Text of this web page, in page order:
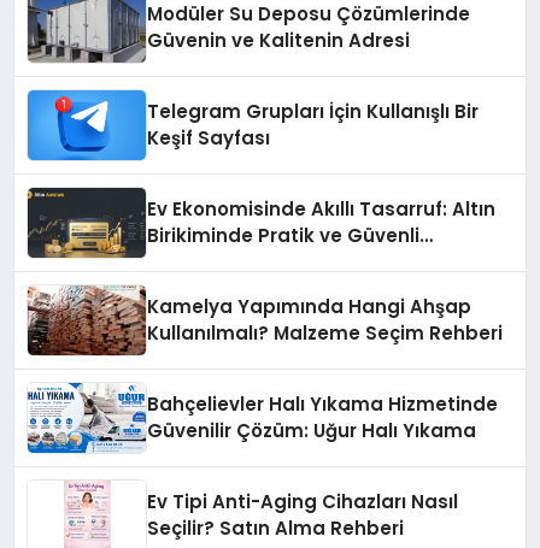
Modüler Su Deposu Çözümlerinde
Güvenin ve Kalitenin Adresi
Telegram Grupları İçin Kullanışlı Bir
Keşif Sayfası
Ev Ekonomisinde Akıllı Tasarruf: Altın
Birikiminde Pratik ve Güvenli
Kamelya Yapımında Hangi Ahşap
Kullanılmalı? Malzeme Seçim Rehberi
Bahçelievler Halı Yıkama Hizmetinde
Güvenilir Çözüm: Uğur Halı Yıkama
Ev Tipi Anti-Aging Cihazları Nasıl
Seçilir? Satın Alma Rehberi